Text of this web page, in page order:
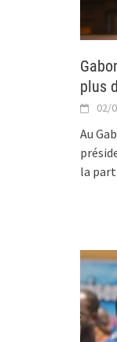
plus
02/
Au
la